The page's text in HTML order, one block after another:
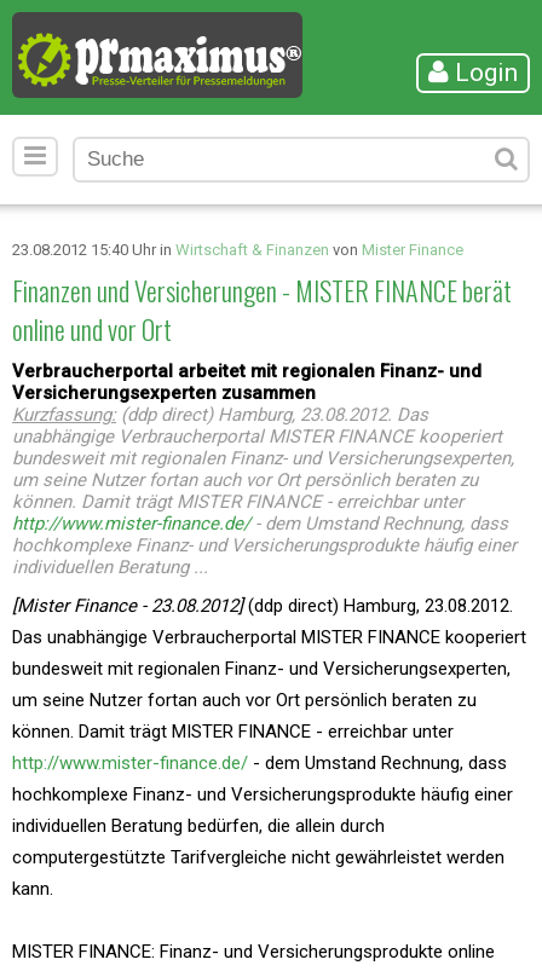
Login
23.08.2012 15:40 Uhr in Wirtschaft & Finanzen von Mister Finance
Finanzen und Versicherungen - MISTER FINANCE berät
online und vor Ort
Verbraucherportal arbeitet mit regionalen Finanz- und
Versicherungsexperten zusammen
Kurzfassung:(ddp direct) Hamburg, 23.08.2012. Das
unabhängige Verbraucherportal MISTER FINANCE kooperiert
bundesweit mit regionalen Finanz- und Versicherungsexperten,
um seine Nutzer fortan auch vor Ort persönlich beraten zu
können. Damit trägt MISTER FINANCE - erreichbar unter
http://www.mister-finance.de/- dem Umstand Rechnung, dass
hochkomplexe Finanz- und Versicherungsprodukte häufig einer
individuellen Beratung ...
[Mister Finance - 23.08.2012](ddp direct) Hamburg, 23.08.2012.
Das unabhängige Verbraucherportal MISTER FINANCE kooperiert
bundesweit mit regionalen Finanz- und Versicherungsexperten,
um seine Nutzer fortan auch vor Ort persönlich beraten zu
können. Damit trägt MISTER FINANCE - erreichbar unter
http://www.mister-finance.de/ - dem Umstand Rechnung, dass
hochkomplexe Finanz- und Versicherungsprodukte häufig einer
individuellen Beratung bedürfen, die allein durch
computergestützte Tarifvergleiche nicht gewährleistet werden
kann.
MISTER FINANCE: Finanz- und Versicherungsprodukte online